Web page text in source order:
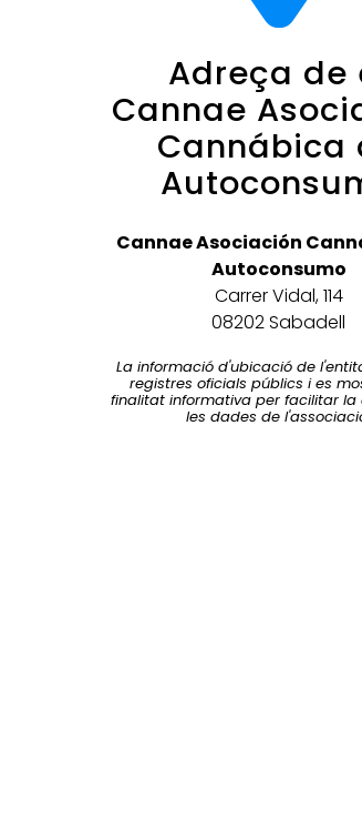
Adreça de
Cannae
Cannábica
Cannae Asociación
Autoconsumo
Carrer Vidal, 114
08202 Sabadell
La informació d'ubicació de
registres oficials públics i es
finalitat informativa per facilitar la
les dades de